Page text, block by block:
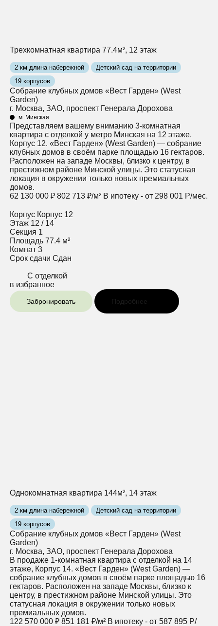
Трехкомнатная квартира 77.4м², 12 этаж
2 км длина набережной
Детский сад на территории
19 корпусов
Собрание клубных домов «Вест Гарден» (West
Garden)
г. Москва, ЗАО, проспект Генерала Дорохова
м. Минская
Представляем вашему вниманию 3-комнатная
квартира с отделкой у метро Минская на 12 этаже,
Корпус 12. «Вест Гарден» (West Garden) — собрание
клубных домов в своём парке площадью 16 гектаров.
Расположен на западе Москвы, близко к центру, в
престижном районе Минской улицы. Это статусная
локация в окружении только новых премиальных
домов.
62 130 000 ₽ 802 713 ₽/м² В ипотеку - от 298 001 Р/мес.
Корпус Корпус 12
Этаж 12 / 14
Секция 1
Площадь 77.4 м²
Комнат 3
Срок сдачи Сдан
С отделкой
в избранное
Забронировать Подробнее
Однокомнатная квартира 144м², 14 этаж
2 км длина набережной
Детский сад на территории
19 корпусов
Собрание клубных домов «Вест Гарден» (West
Garden)
г. Москва, ЗАО, проспект Генерала Дорохова
В продаже 1-комнатная квартира с отделкой на 14
этаже, Корпус 14. «Вест Гарден» (West Garden) —
собрание клубных домов в своём парке площадью 16
гектаров. Расположен на западе Москвы, близко к
центру, в престижном районе Минской улицы. Это
статусная локация в окружении только новых
премиальных домов.
122 570 000 ₽ 851 181 ₽/м² В ипотеку - от 587 895 Р/